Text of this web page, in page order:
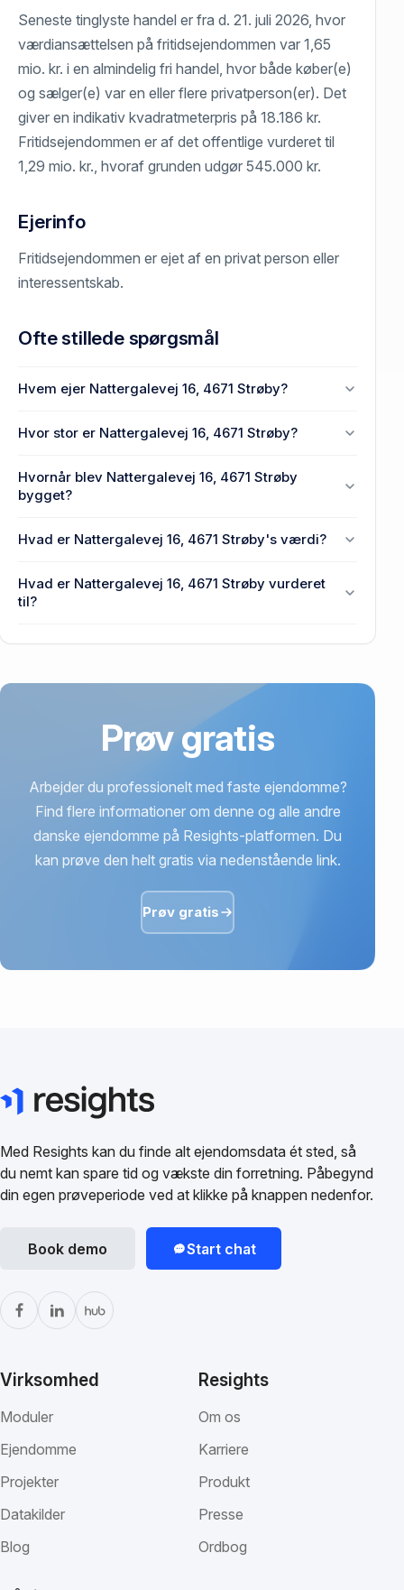
Seneste tinglyste handel er fra d. 21. juli 2026, hvor
værdiansættelsen på fritidsejendommen var 1,65
mio. kr. i en almindelig fri handel, hvor både køber(e)
og sælger(e) var en eller flere privatperson(er). Det
giver en indikativ kvadratmeterpris på 18.186 kr.
Fritidsejendommen er af det offentlige vurderet til
1,29 mio. kr., hvoraf grunden udgør 545.000 kr.
Ejerinfo
Fritidsejendommen er ejet af en privat person eller
interessentskab.
Ofte stillede spørgsmål
Hvem ejer Nattergalevej 16, 4671 Strøby?
Hvor stor er Nattergalevej 16, 4671 Strøby?
Enhedens BBR-areal er 91 m² på Nattergalevej 16,
4671 Strøby.
Hvornår blev Nattergalevej 16, 4671 Strøby
bygget?
Hvad er Nattergalevej 16, 4671 Strøby's værdi?
Strøby senest blev handlet i 2026.
Hvad er Nattergalevej 16, 4671 Strøby vurderet
til?
Prøv gratis
Arbejder du professionelt med faste ejendomme?
Find flere informationer om denne og alle andre
danske ejendomme på Resights-platformen. Du
kan prøve den helt gratis via nedenstående link.
Prøv gratis
Med Resights kan du finde alt ejendomsdata ét sted, så
du nemt kan spare tid og vækste din forretning. Påbegynd
din egen prøveperiode ved at klikke på knappen nedenfor.
Book demo Start chat
Virksomhed
Moduler
Ejendomme
Projekter
Datakilder
Blog
Resights
Om os
Karriere
Produkt
Presse
Ordbog